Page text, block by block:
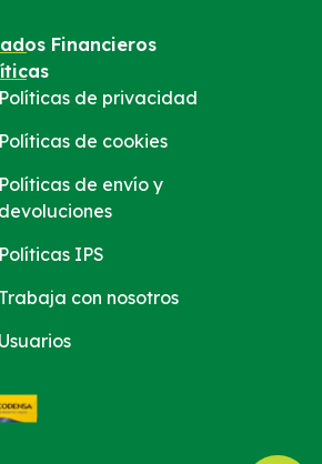
Financieros
Políticas de privacidad
Políticas de cookies
Políticas de envío y
devoluciones
Políticas IPS
Trabaja con nosotros
Usuarios